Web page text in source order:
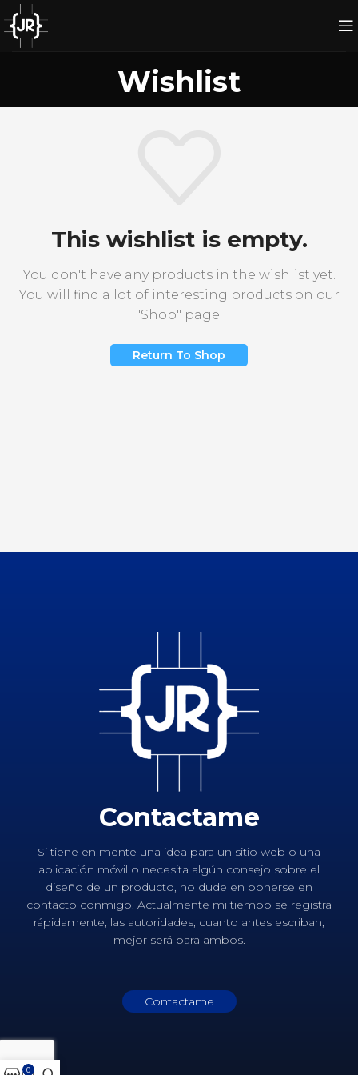
Wishlist
This wishlist is empty.
You don't have any products in the wishlist yet.
You will find a lot of interesting products on our
"Shop" page.
Return To Shop
Contactame
Si tiene en mente una idea para un sitio web o una
aplicación móvil o necesita algún consejo sobre el
diseño de un producto, no dude en ponerse en
contacto conmigo. Actualmente mi tiempo se registra
rápidamente, las autoridades, cuanto antes escriban,
mejor será para ambos.
Contactame
0